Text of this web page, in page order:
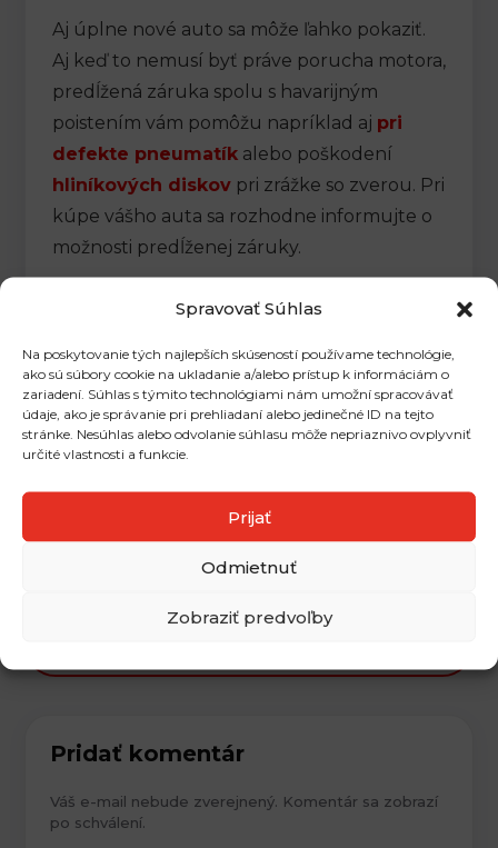
Spravovať Súhlas
Na poskytovanie tých najlepších skúseností používame technológie,
ako sú súbory cookie na ukladanie a/alebo prístup k informáciám o
zariadení. Súhlas s týmito technológiami nám umožní spracovávať
údaje, ako je správanie pri prehliadaní alebo jedinečné ID na tejto
stránke. Nesúhlas alebo odvolanie súhlasu môže nepriaznivo ovplyvniť
určité vlastnosti a funkcie.
Prijať
Odmietnuť
Zobraziť predvoľby
Aj úplne nové auto sa môže ľahko pokaziť.
Aj keď to nemusí byť práve porucha motora,
predĺžená záruka spolu s havarijným
poistením vám pomôžu napríklad aj pri
defekte pneumatík alebo poškodení
hliníkových diskov pri zrážke so zverou. Pri
kúpe vášho auta sa rozhodne informujte o
možnosti predĺženej záruky.
Zdieľať:
← Predchádzajúci článok
Pridať komentár
Váš e-mail nebude zverejnený. Komentár sa zobrazí
po schválení.